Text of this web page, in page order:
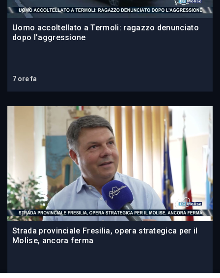
Uomo accoltellato a Termoli: ragazzo denunciato
dopo l’aggressione
7 ore fa
Strada provinciale Fresilia, opera strategica per il
Molise, ancora ferma